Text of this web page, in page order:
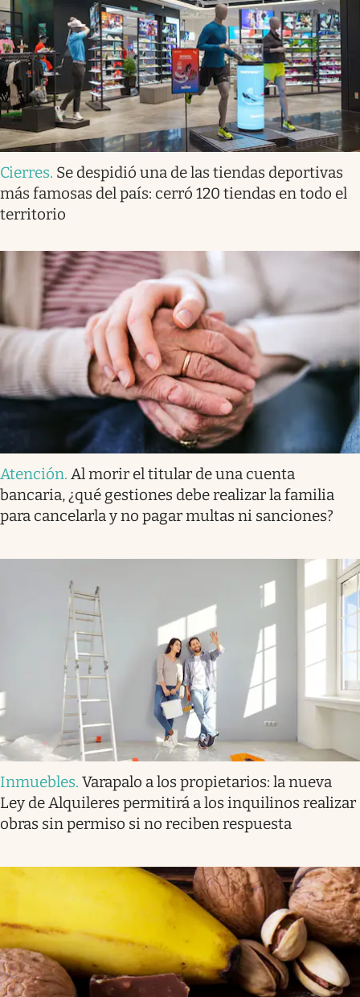
Cierres. Se despidió una de las tiendas deportivas
más famosas del país: cerró 120 tiendas en todo el
territorio
Atención. Al morir el titular de una cuenta
bancaria, ¿qué gestiones debe realizar la familia
para cancelarla y no pagar multas ni sanciones?
Inmuebles. Varapalo a los propietarios: la nueva
Ley de Alquileres permitirá a los inquilinos realizar
obras sin permiso si no reciben respuesta